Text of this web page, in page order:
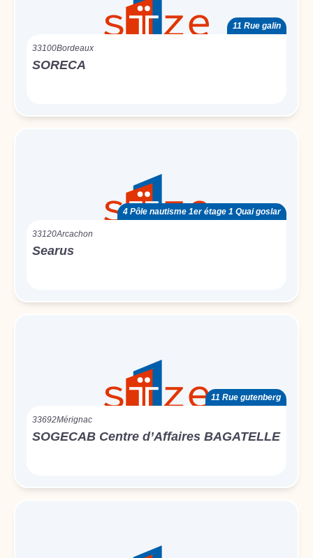
11 Rue galin
33100Bordeaux
SORECA
4 Pôle nautisme 1er étage 1 Quai goslar
33120Arcachon
Searus
11 Rue gutenberg
33692Mérignac
SOGECAB Centre d’Affaires BAGATELLE